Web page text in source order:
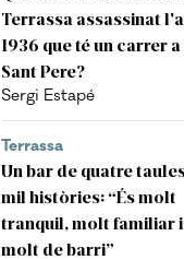
Terrassa assassinat
1936 que té un carrer a
Sant Pere?
Sergi Estapé
Terrassa
Un bar de quatre
mil històries: “És molt
tranquil, molt familiar i
molt de barri”